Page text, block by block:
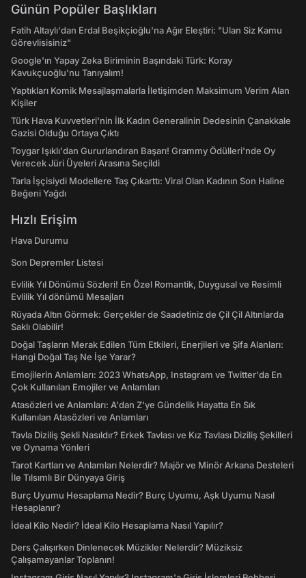
Günün Popüler Başlıkları
Fatih Altaylı'dan Erdal Beşikçioğlu'na Ağır Eleştiri: "Ulan Siz Kamu
Görevlisisiniz"
Google'ın Yapay Zeka Biriminin Başındaki Türk: Koray
Kavukçuoğlu'nu Tanıyalım!
Yaptıkları Komik Mesajlaşmalarla İletişimden Maksimum Verim Alan
Kişiler
Türk Hava Kuvvetleri'nin İlk Kadın Generalinin Dedesinin Çanakkale
Gazisi Olduğu Ortaya Çıktı
Toygar Işıklı'dan Gururlandıran Başarı! Grammy Ödülleri'nde Oy
Verecek Jüri Üyeleri Arasına Seçildi
Tarla İşçisiydi Modellere Taş Çıkarttı: Viral Olan Kadının Son Haline
Beğeni Yağdı
Hızlı Erişim
Hava Durumu
Son Depremler Listesi
Evlilik Yıl Dönümü Sözleri! En Özel Romantik, Duygusal ve Resimli
Evlilik Yıl dönümü Mesajları
Rüyada Altın Görmek: Gerçekler de Saadetiniz de Çil Çil Altınlarda
Saklı Olabilir!
Doğal Taşların Merak Edilen Tüm Etkileri, Enerjileri ve Şifa Alanları:
Hangi Doğal Taş Ne İşe Yarar?
Emojilerin Anlamları: 2023 WhatsApp, Instagram ve Twitter'da En
Çok Kullanılan Emojiler ve Anlamları
Atasözleri ve Anlamları: A'dan Z'ye Gündelik Hayatta En Sık
Kullanılan Atasözleri ve Anlamları
Tavla Diziliş Şekli Nasıldır? Erkek Tavlası ve Kız Tavlası Diziliş Şekilleri
ve Oynama Yönleri
Tarot Kartları ve Anlamları Nelerdir? Majör ve Minör Arkana Desteleri
İle Tılsımlı Bir Dünyaya Giriş
Burç Uyumu Hesaplama Nedir? Burç Uyumu, Aşk Uyumu Nasıl
Hesaplanır?
İdeal Kilo Nedir? İdeal Kilo Hesaplama Nasıl Yapılır?
Ders Çalışırken Dinlenecek Müzikler Nelerdir? Müziksiz
Çalışamayanlar Toplanın!